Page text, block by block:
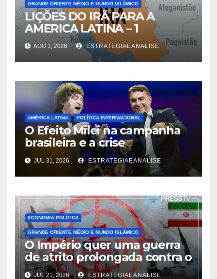
GRANDE ORIENTE MÉDIO E MUNDO ISLÂMICO
LIÇÕES DO IRÃ PARA A
AMERICA LATINA – 1
AGO 1, 2026 ESTRATEGIAEANALISE
AMÉRICA LATINA POLÍTICA INTERNACIONAL
O Efeito Milei na campanha
brasileira e a crise
diplomática decorrente
JUL 31, 2026 ESTRATEGIAEANALISE
ECONOMIA POLÍTICA
GRANDE ORIENTE MÉDIO E MUNDO ISLÂMICO
O Império quer uma guerra
de atrito prolongada contra o
IrãJUL 21, 2026 ESTRATEGIAEANALISE